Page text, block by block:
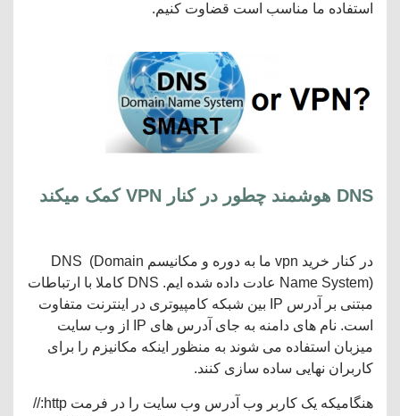
استفاده ما مناسب است قضاوت کنیم.
DNS هوشمند چطور در کنار VPN کمک میکند
در کنار خرید vpn ما به دوره و مکانیسم DNS (Domain
Name System) عادت داده شده ایم. DNS کاملا با ارتباطات
مبتنی بر آدرس IP بین شبکه کامپیوتری در اینترنت متفاوت
است. نام های دامنه به جای آدرس های IP از وب سایت
میزبان استفاده می شوند به منظور اینکه مکانیزم را برای
کاربران نهایی ساده سازی کنند.
هنگامیکه یک کاربر وب آدرس وب سایت را در فرمت http://